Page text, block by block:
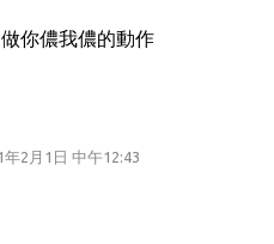
你儂我儂的動作
年2月1日 中午12:43